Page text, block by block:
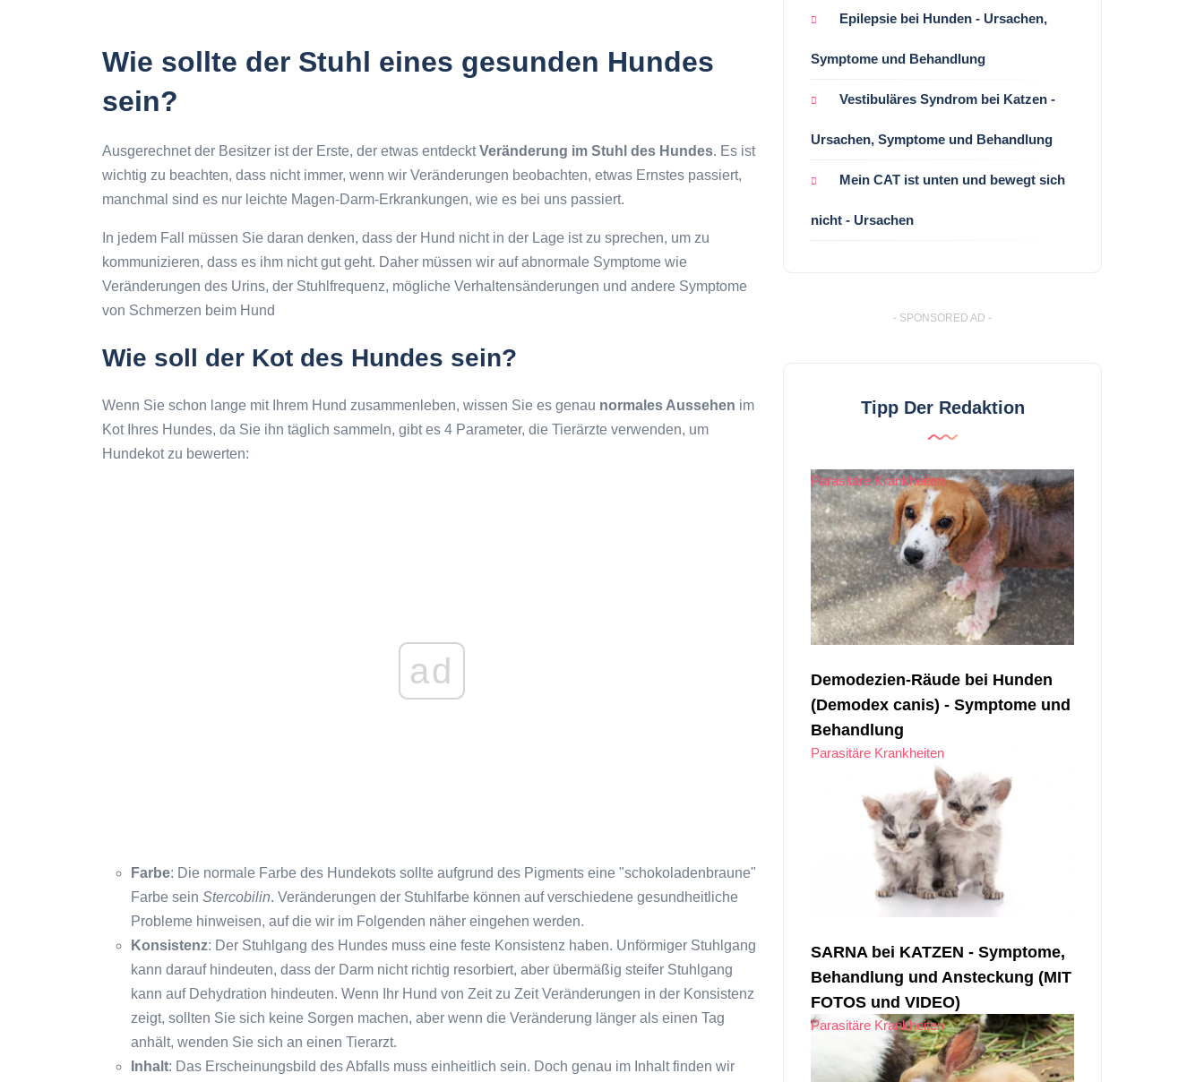
Wie sollte der Stuhl eines gesunden Hundes
sein?
Ausgerechnet der Besitzer ist der Erste, der etwas entdecktVeränderung im Stuhl des Hundes. Es ist
wichtig zu beachten, dass nicht immer, wenn wir Veränderungen beobachten, etwas Ernstes passiert,
manchmal sind es nur leichte Magen-Darm-Erkrankungen, wie es bei uns passiert.
In jedem Fall müssen Sie daran denken, dass der Hund nicht in der Lage ist zu sprechen, um zu
kommunizieren, dass es ihm nicht gut geht. Daher müssen wir auf abnormale Symptome wie
Veränderungen des Urins, der Stuhlfrequenz, mögliche Verhaltensänderungen und andere Symptome
von Schmerzen beim Hund
Wie soll der Kot des Hundes sein?
Wenn Sie schon lange mit Ihrem Hund zusammenleben, wissen Sie es genau normales Aussehen im
Kot Ihres Hundes, da Sie ihn täglich sammeln, gibt es 4 Parameter, die Tierärzte verwenden, um
Hundekot zu bewerten:
ad
Farbe: Die normale Farbe des Hundekots sollte aufgrund des Pigments eine "schokoladenbraune"
Farbe sein Stercobilin. Veränderungen der Stuhlfarbe können auf verschiedene gesundheitliche
Probleme hinweisen, auf die wir im Folgenden näher eingehen werden.
Konsistenz: Der Stuhlgang des Hundes muss eine feste Konsistenz haben. Unförmiger Stuhlgang
kann darauf hindeuten, dass der Darm nicht richtig resorbiert, aber übermäßig steifer Stuhlgang
kann auf Dehydration hindeuten. Wenn Ihr Hund von Zeit zu Zeit Veränderungen in der Konsistenz
zeigt, sollten Sie sich keine Sorgen machen, aber wenn die Veränderung länger als einen Tag
anhält, wenden Sie sich an einen Tierarzt.
Inhalt: Das Erscheinungsbild des Abfalls muss einheitlich sein. Doch genau im Inhalt finden wir
Epilepsie bei Hunden - Ursachen,
Symptome und Behandlung
Vestibuläres Syndrom bei Katzen -
Ursachen, Symptome und Behandlung
Mein CAT ist unten und bewegt sich
nicht - Ursachen
- SPONSORED AD -
Tipp Der Redaktion
Parasitäre Krankheiten
Demodezien-Räude bei Hunden
(Demodex canis) - Symptome und
Behandlung
Parasitäre Krankheiten
SARNA bei KATZEN - Symptome,
Behandlung und Ansteckung (MIT
FOTOS und VIDEO)
Parasitäre Krankheiten